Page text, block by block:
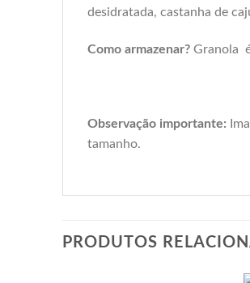
desidratada, castanha de
Como armazenar? Granola
Observação importante:
tamanho.
PRODUTOS